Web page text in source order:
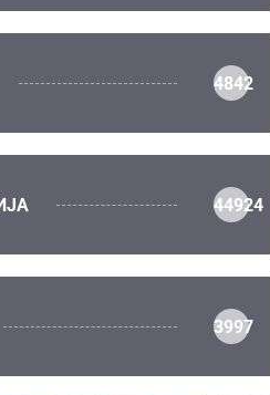
4842
44924
3997